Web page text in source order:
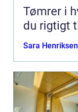
Tømrer i
du rigtigt
Sara Henriksen